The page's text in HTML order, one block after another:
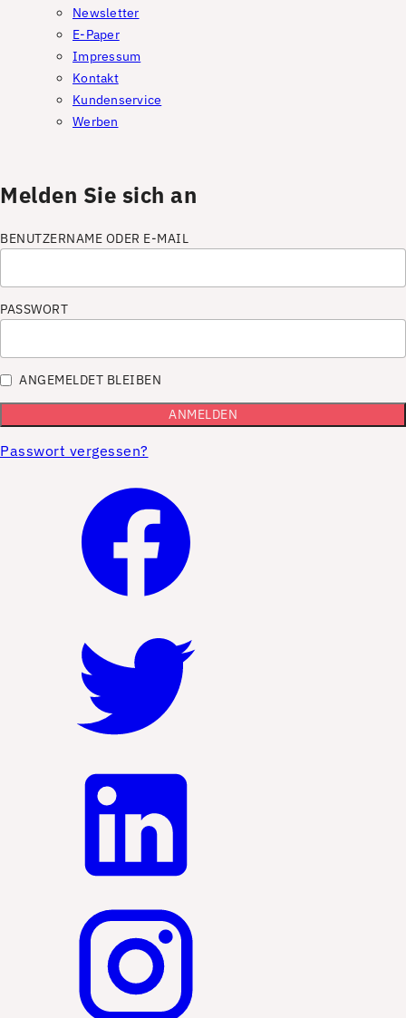
Newsletter
E-Paper
Impressum
Kontakt
Kundenservice
Werben
Melden Sie sich an
BENUTZERNAME ODER E-MAIL
PASSWORT
ANGEMELDET BLEIBEN
Passwort vergessen?